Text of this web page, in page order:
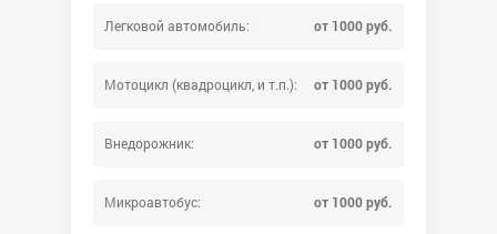
Легковой автомобиль: от 1000 руб.
Мотоцикл (квадроцикл, и т.п.): от 1000 руб.
Внедорожник: от 1000 руб.
Микроавтобус: от 1000 руб.